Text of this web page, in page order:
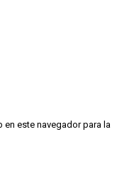
este navegador para la